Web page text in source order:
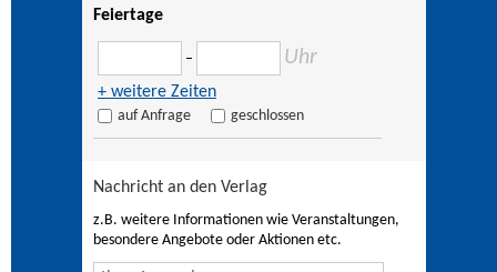
Feiertage
– Uhr
+ weitere Zeiten
auf Anfrage geschlossen
Nachricht an den Verlag
z.B. weitere Informationen wie Veranstaltungen,
besondere Angebote oder Aktionen etc.